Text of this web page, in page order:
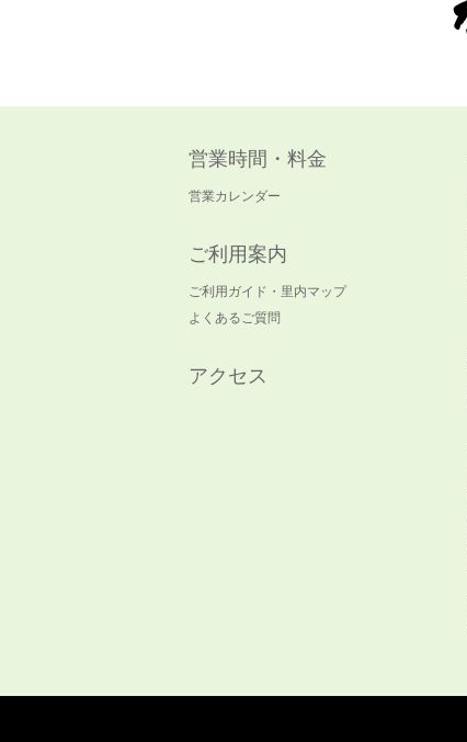
営業時間・料金
営業カレンダー
ご利用案内
ご利用ガイド・里内マップ
よくあるご質問
アクセス